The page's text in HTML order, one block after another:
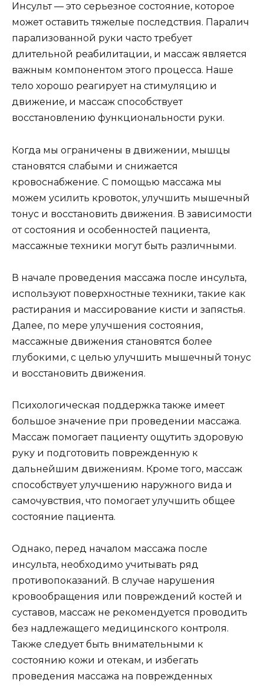
Инсульт — это серьезное состояние, которое
может оставить тяжелые последствия. Паралич
парализованной руки часто требует
длительной реабилитации, и массаж является
важным компонентом этого процесса. Наше
тело хорошо реагирует на стимуляцию и
движение, и массаж способствует
восстановлению функциональности руки.
Когда мы ограничены в движении, мышцы
становятся слабыми и снижается
кровоснабжение. С помощью массажа мы
можем усилить кровоток, улучшить мышечный
тонус и восстановить движения. В зависимости
от состояния и особенностей пациента,
массажные техники могут быть различными.
В начале проведения массажа после инсульта,
используют поверхностные техники, такие как
растирания и массирование кисти и запястья.
Далее, по мере улучшения состояния,
массажные движения становятся более
глубокими, с целью улучшить мышечный тонус
и восстановить движения.
Психологическая поддержка также имеет
большое значение при проведении массажа.
Массаж помогает пациенту ощутить здоровую
руку и подготовить поврежденную к
дальнейшим движениям. Кроме того, массаж
способствует улучшению наружного вида и
самочувствия, что помогает улучшить общее
состояние пациента.
Однако, перед началом массажа после
инсульта, необходимо учитывать ряд
противопоказаний. В случае нарушения
кровообращения или повреждений костей и
суставов, массаж не рекомендуется проводить
без надлежащего медицинского контроля.
Также следует быть внимательными к
состоянию кожи и отекам, и избегать
проведения массажа на поврежденных